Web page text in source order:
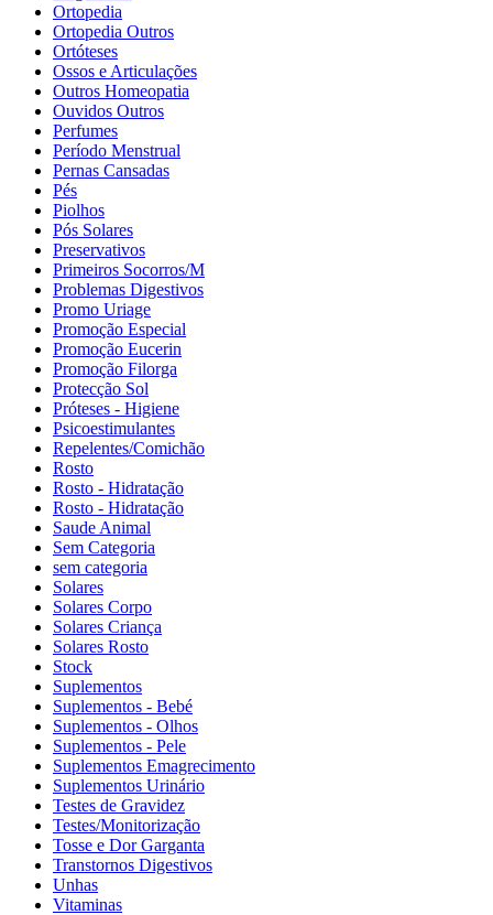
Ortopedia
Ortopedia Outros
Ortóteses
Ossos e Articulações
Outros Homeopatia
Ouvidos Outros
Perfumes
Período Menstrual
Pernas Cansadas
Pés
Piolhos
Pós Solares
Preservativos
Primeiros Socorros/M
Problemas Digestivos
Promo Uriage
Promoção Especial
Promoção Eucerin
Promoção Filorga
Protecção Sol
Próteses - Higiene
Psicoestimulantes
Repelentes/Comichão
Rosto
Rosto - Hidratação
Rosto - Hidratação
Saude Animal
Sem Categoria
sem categoria
Solares
Solares Corpo
Solares Criança
Solares Rosto
Stock
Suplementos
Suplementos - Bebé
Suplementos - Olhos
Suplementos - Pele
Suplementos Emagrecimento
Suplementos Urinário
Testes de Gravidez
Testes/Monitorização
Tosse e Dor Garganta
Transtornos Digestivos
Unhas
Vitaminas